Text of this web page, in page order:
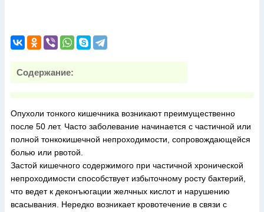
Содержание:
Опухоли тонкого кишечника возникают преимущественно
после 50 лет. Часто заболевание начинается с частичной или
полной тонкокишечной непроходимости, сопровождающейся
болью или рвотой.
Застой кишечного содержимого при частичной хронической
непроходимости способствует избыточному росту бактерий,
что ведет к деконъюгации желчных кислот и нарушению
всасывания. Нередко возникает кровотечение в связи с